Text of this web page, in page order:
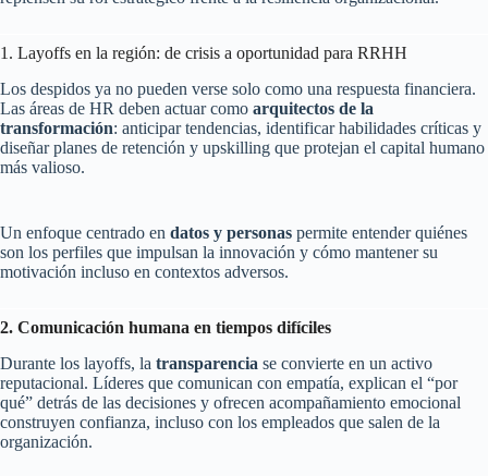
1. Layoffs en la región: de crisis a oportunidad para RRHH
Los despidos ya no pueden verse solo como una respuesta financiera.
Las áreas de HR deben actuar como arquitectos de la
transformación: anticipar tendencias, identificar habilidades críticas y
diseñar planes de retención y upskilling que protejan el capital humano
más valioso.
Un enfoque centrado en datos y personas permite entender quiénes
son los perfiles que impulsan la innovación y cómo mantener su
motivación incluso en contextos adversos.
2. Comunicación humana en tiempos difíciles
Durante los layoffs, la transparencia se convierte en un activo
reputacional. Líderes que comunican con empatía, explican el “por
qué” detrás de las decisiones y ofrecen acompañamiento emocional
construyen confianza, incluso con los empleados que salen de la
organización.